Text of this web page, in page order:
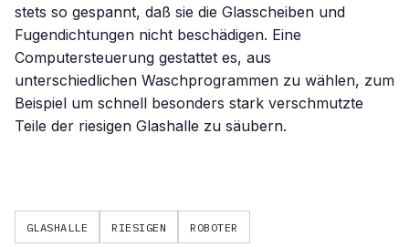
stets so gespannt, daß sie die Glasscheiben und
Fugendichtungen nicht beschädigen. Eine
Computersteuerung gestattet es, aus
unterschiedlichen Waschprogrammen zu wählen, zum
Beispiel um schnell besonders stark verschmutzte
Teile der riesigen Glashalle zu säubern.
GLASHALLE RIESIGEN ROBOTER